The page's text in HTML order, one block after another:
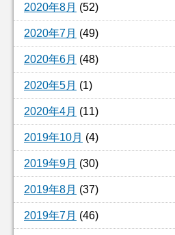
2020年8月 (52)
2020年7月 (49)
2020年6月 (48)
2020年5月 (1)
2020年4月 (11)
2019年10月 (4)
2019年9月 (30)
2019年8月 (37)
2019年7月 (46)